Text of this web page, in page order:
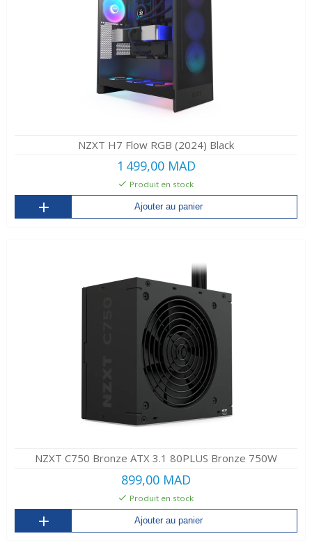
NZXT H7 Flow RGB (2024) Black
1 499,00 MAD
Produit en stock
Ajouter au panier
NZXT C750 Bronze ATX 3.1 80PLUS Bronze 750W
899,00 MAD
Produit en stock
Ajouter au panier